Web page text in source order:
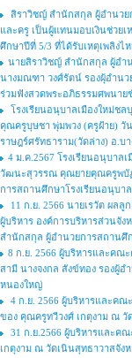
สิราวิชญ์ สำนักสกุล ผู้อำนวย
และครู เป็นผู้แทนมอบเงินช่วย
ศึกษาปีที่ 5/3 ที่ได้รับเหตุเพลิงไ
นายสิราวิชญ์ สำนักสกุล ผู้อำ
นางมณฑา วงศ์รัตน์ รองผุ้อำนว
ร่วมฟังสวดพระอภิธรรมศพนา
โรงเรียนอนุบาลเมืองใหม่ช
คุณครูบุษชา พุ่มพวง (ครูฝ้าย) วั
ราษฎร์ศรัทธาราม(วัดล่าง) อ.บา
4 ม.ค.2567 โรงเรียนอนุบาล
วัฒนะสุวรรณ คุณยายคุณครูพบั
การสถานศึกษาโรงเรียนอนุบา
11 ก.ย. 2566 นายเรวัต ผล
ผู้บริหาร องค์การบริหารส่วนจัง
สำนักสกุล ผู้อำนวยการสถานศึ
8 ก.ย. 2566 ผู้บริหารและคณ
สามี นางจงกล สังข์ทอง รองผู้
หนองใหญ่
4 ก.ย. 2566 ผู้บริหารและคณ
ของ คุณครูทวีวงศ์ เกตุงาม ณ วั
31 ก.ย.2566 ผู้บริหารและค
เกตุงาม ณ วัดเนินสุทธาวาสจัง